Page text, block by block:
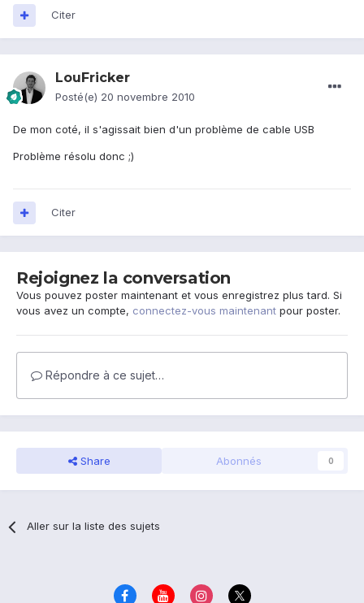
Citer
LouFricker
Posté(e) 20 novembre 2010
De mon coté, il s'agissait bien d'un problème de cable USB
Problème résolu donc ;)
Citer
Rejoignez la conversation
Vous pouvez poster maintenant et vous enregistrez plus tard. Si
vous avez un compte, connectez-vous maintenant pour poster.
Répondre à ce sujet…
Share Abonnés 0
Aller sur la liste des sujets